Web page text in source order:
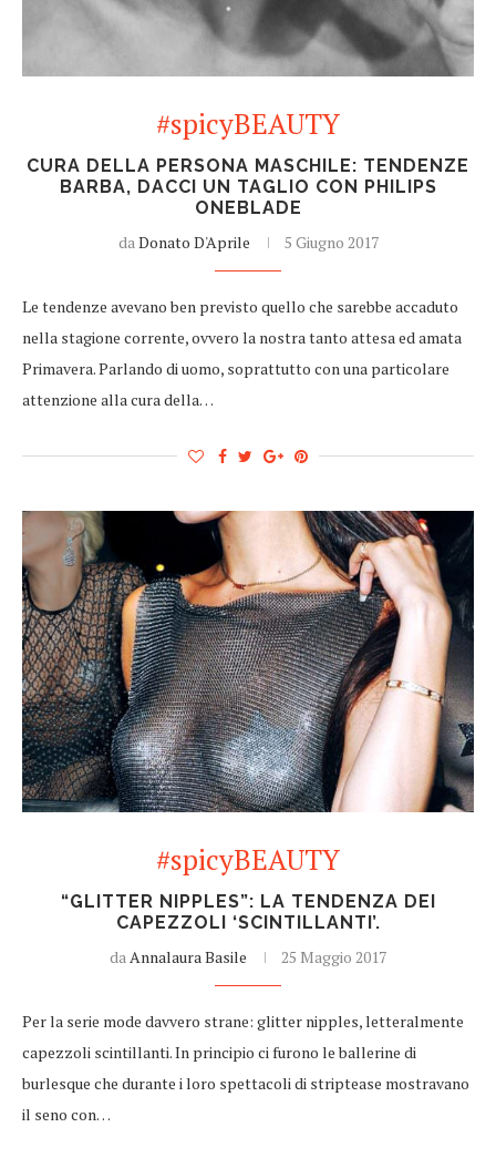
#spicyBEAUTY
CURA DELLA PERSONA MASCHILE: TENDENZE
BARBA, DACCI UN TAGLIO CON PHILIPS
ONEBLADE
daDonato D'Aprile 5 Giugno 2017
Le tendenze avevano ben previsto quello che sarebbe accaduto
nella stagione corrente, ovvero la nostra tanto attesa ed amata
Primavera. Parlando di uomo, soprattutto con una particolare
attenzione alla cura della…
#spicyBEAUTY
“GLITTER NIPPLES”: LA TENDENZA DEI
CAPEZZOLI ‘SCINTILLANTI’.
daAnnalaura Basile 25 Maggio 2017
Per la serie mode davvero strane: glitter nipples, letteralmente
capezzoli scintillanti. In principio ci furono le ballerine di
burlesque che durante i loro spettacoli di striptease mostravano
il seno con…